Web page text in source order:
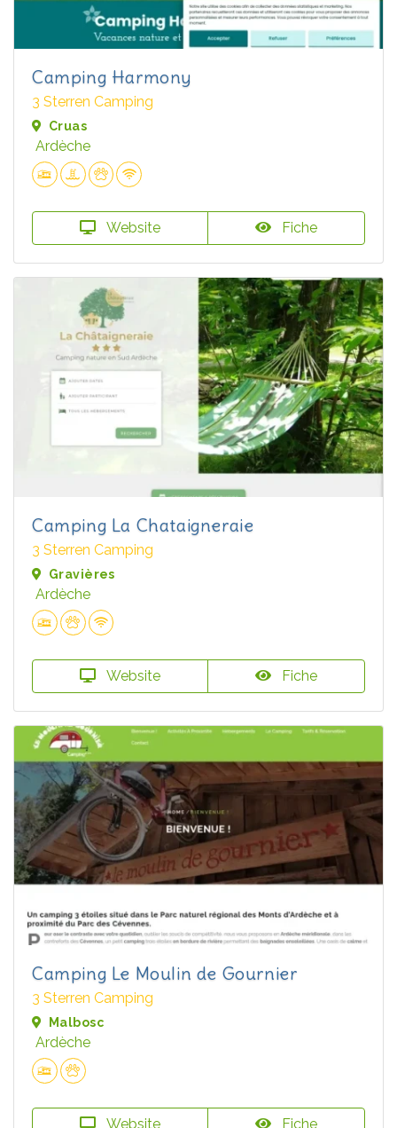
Camping Harmony
3 Sterren Camping
Cruas
Ardèche
Website Fiche
Camping La Chataigneraie
3 Sterren Camping
Gravières
Ardèche
Website Fiche
Camping Le Moulin de Gournier
3 Sterren Camping
Malbosc
Ardèche
Website Fiche